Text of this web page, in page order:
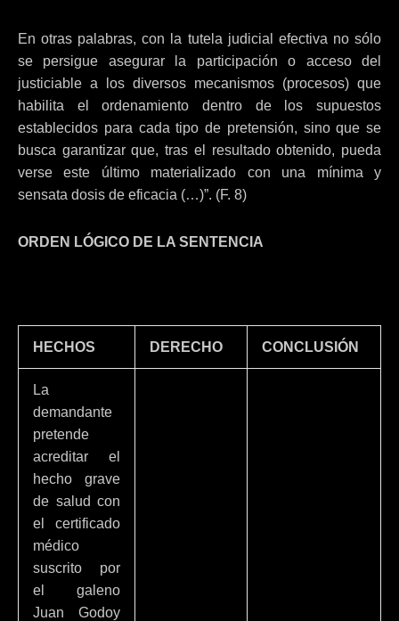
En otras palabras, con la tutela judicial efectiva no sólo
se persigue asegurar la participación o acceso del
justiciable a los diversos mecanismos (procesos) que
habilita el ordenamiento dentro de los supuestos
establecidos para cada tipo de pretensión, sino que se
busca garantizar que, tras el resultado obtenido, pueda
verse este último materializado con una mínima y
sensata dosis de eficacia (…)”. (F. 8)
ORDEN LÓGICO DE LA SENTENCIA
HECHOS DERECHO CONCLUSIÓN
La
demandante
pretende
acreditar el
hecho grave
de salud con
el certificado
médico
suscrito por
el galeno
Juan Godoy